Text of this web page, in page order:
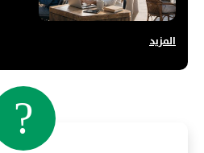
المزيد
?